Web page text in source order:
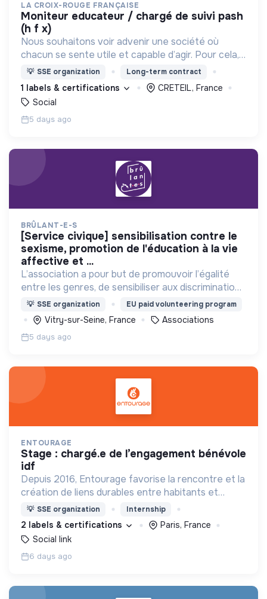
LA CROIX-ROUGE FRANÇAISE
moniteur educateur / chargé de suivi pash
(h f x)
Nous souhaitons voir advenir une société où
chacun se sente utile et capable d’agir. Pour cela,
nous proposons des moyens et des lieux
d’engagement innovants et adaptés à tous.
💡 SSE organization Long-term contract
1 labels & certifications
CRETEIL, France
Social
5 days ago
BRÛLANT-E-S
[service civique] sensibilisation contre le
sexisme, promotion de l'éducation à la vie
affective et ...
L’association a pour but de promouvoir l’égalité
entre les genres, de sensibiliser aux discriminations
et de prévenir d’éventuelles violences sexistes et
sexuelles.
💡 SSE organization EU paid volunteering program
Vitry-sur-Seine, France Associations
5 days ago
ENTOURAGE
stage : chargé.e de l’engagement bénévole
idf
Depuis 2016, Entourage favorise la rencontre et la
création de liens durables entre habitants et
personnes en précarité.
💡 SSE organization Internship
2 labels & certifications
Paris, France
Social link
6 days ago